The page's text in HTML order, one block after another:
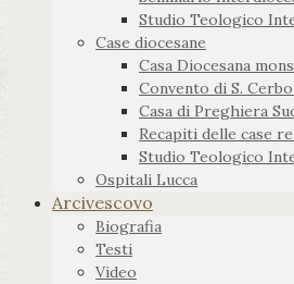
Studio Teologico
Case diocesane
Casa Diocesana
Convento di S.
Casa di Preghiera
Recapiti delle case
Studio Teologico
Ospitali Lucca
Arcivescovo
Biografia
Testi
Video